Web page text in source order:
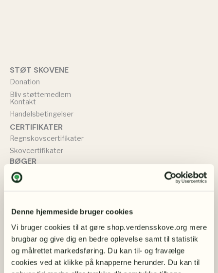
Denne hjemmeside bruger cookies
Vi bruger cookies til at gøre shop.verdensskove.org mere
brugbar og give dig en bedre oplevelse samt til statistik
og målrettet markedsføring. Du kan til- og fravælge
cookies ved at klikke på knapperne herunder. Du kan til
STØT SKOVENE
Donation
Bliv støttemedlem
Kontakt
Handelsbetingelser
CERTIFIKATER
Regnskovscertifikater
Skovcertifikater
BØGER
Bøger om miljøet
Bøger om naturbevarelse
Øreringe
Muleposer
BØRN
Bamser